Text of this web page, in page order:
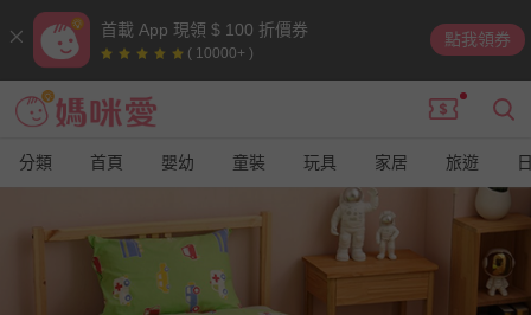
首載 App 現領 $ 100 折價券
( 10000+ )
點我領券
分類 首頁 嬰幼 童裝 玩具 家居 旅遊